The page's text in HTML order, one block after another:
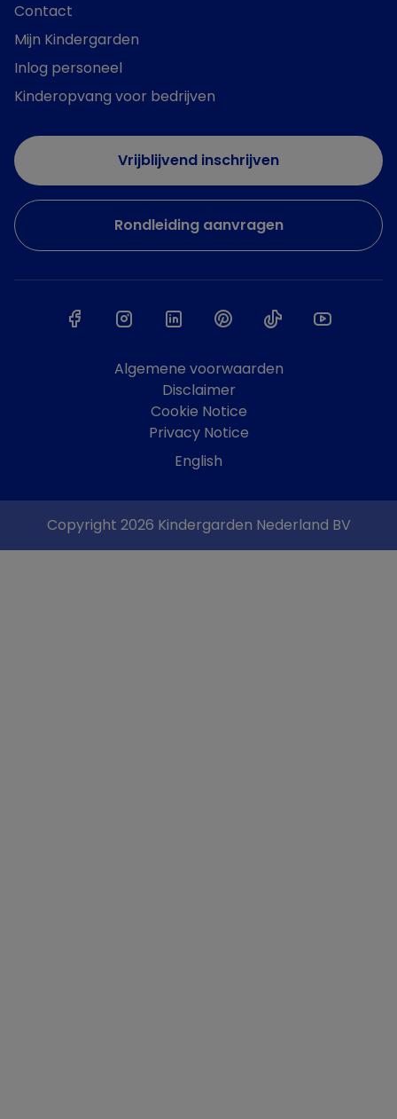
Contact
Mijn Kindergarden
Inlog personeel
Kinderopvang voor bedrijven
Vrijblijvend inschrijven
Rondleiding aanvragen
Algemene voorwaarden
Disclaimer
Cookie Notice
Privacy Notice
English
Copyright 2026 Kindergarden Nederland BV